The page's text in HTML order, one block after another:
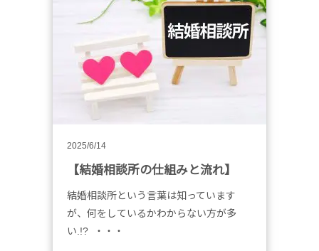
2025/6/14
【結婚相談所の仕組みと流れ】
結婚相談所という言葉は知っています
が、何をしているかわからない方が多
い.!? ・・・